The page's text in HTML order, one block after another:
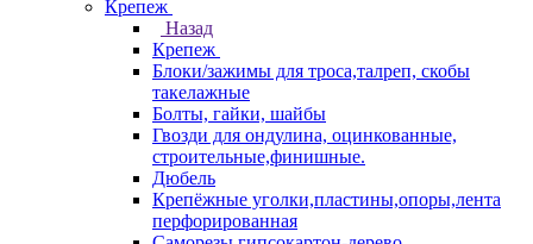
Крепеж
Назад
Крепеж
Блоки/зажимы для троса,талреп, скобы
такелажные
Болты, гайки, шайбы
Гвозди для ондулина, оцинкованные,
строительные,финишные.
Дюбель
Крепёжные уголки,пластины,опоры,лента
перфорированная